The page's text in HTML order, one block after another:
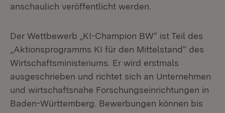
anschaulich veröffentlicht werden.
Der Wettbewerb „KI-Champion BW“ ist Teil des
„Aktionsprogramms KI für den Mittelstand“ des
Wirtschaftsministeriums. Er wird erstmals
ausgeschrieben und richtet sich an Unternehmen
und wirtschaftsnahe Forschungseinrichtungen in
Baden-Württemberg. Bewerbungen können bis